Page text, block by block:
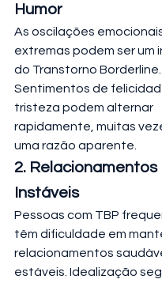
Humor
As oscilações
extremas podem ser um
do Transtorno Borderline.
Sentimentos de
tristeza podem alternar
rapidamente, muitas
uma razão aparente.
2. Relacionamentos
Instáveis
Pessoas com TBP
têm dificuldade em
relacionamentos
estáveis. Idealização